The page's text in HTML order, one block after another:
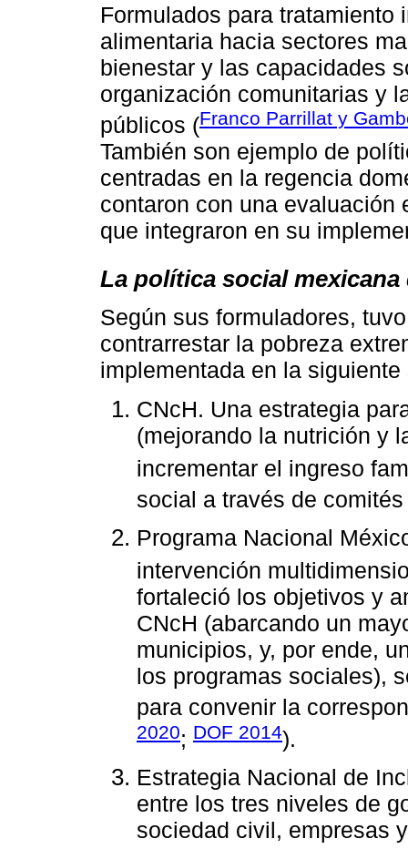
Formulados para tratamiento
alimentaria hacia sectores
bienestar y las capacidades
organización comunitarias y
públicos (Franco Parrillat y
También son ejemplo de
centradas en la regencia
contaron con una
que integraron en su
La política social mexicana
Según sus formuladores,
contrarrestar la pobreza
implementada en la
CNcH. Una estrategia
(mejorando la nutrición y
incrementar el ingreso
social a través de
Programa Nacional
intervención
fortaleció los objetivos y
CNcH (abarcando un
municipios, y, por ende,
los programas sociales),
para convenir la
2020; DOF 2014).
Estrategia Nacional de
entre los tres niveles de
sociedad civil, empresas